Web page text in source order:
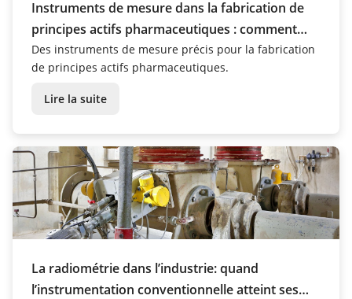
Instruments de mesure dans la fabrication de
principes actifs pharmaceutiques : comment
ChemCon atteint un maximum de précision
grâce aux capteurs VEGA
Des instruments de mesure précis pour la fabrication
de principes actifs pharmaceutiques.
Lire la suite
La radiométrie dans l’industrie: quand
l’instrumentation conventionnelle atteint ses